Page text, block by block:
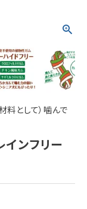
料として）噛んで
インフリー